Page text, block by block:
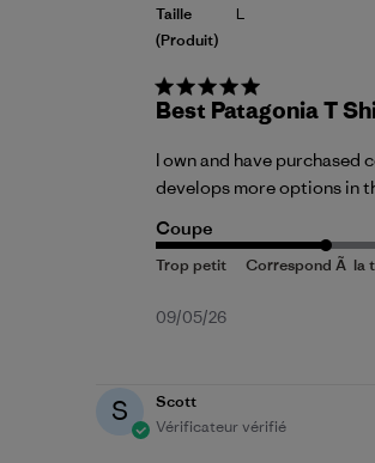
Taille
(produit)
L
Best Patagonia T
I own and have
develops more options in
Coupe
Date
09/05/26
S
Scott
Vérificateur vérifié